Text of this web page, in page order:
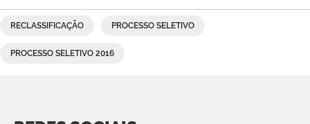
RECLASSIFICAÇÃO PROCESSO SELETIVO
PROCESSO SELETIVO 2016